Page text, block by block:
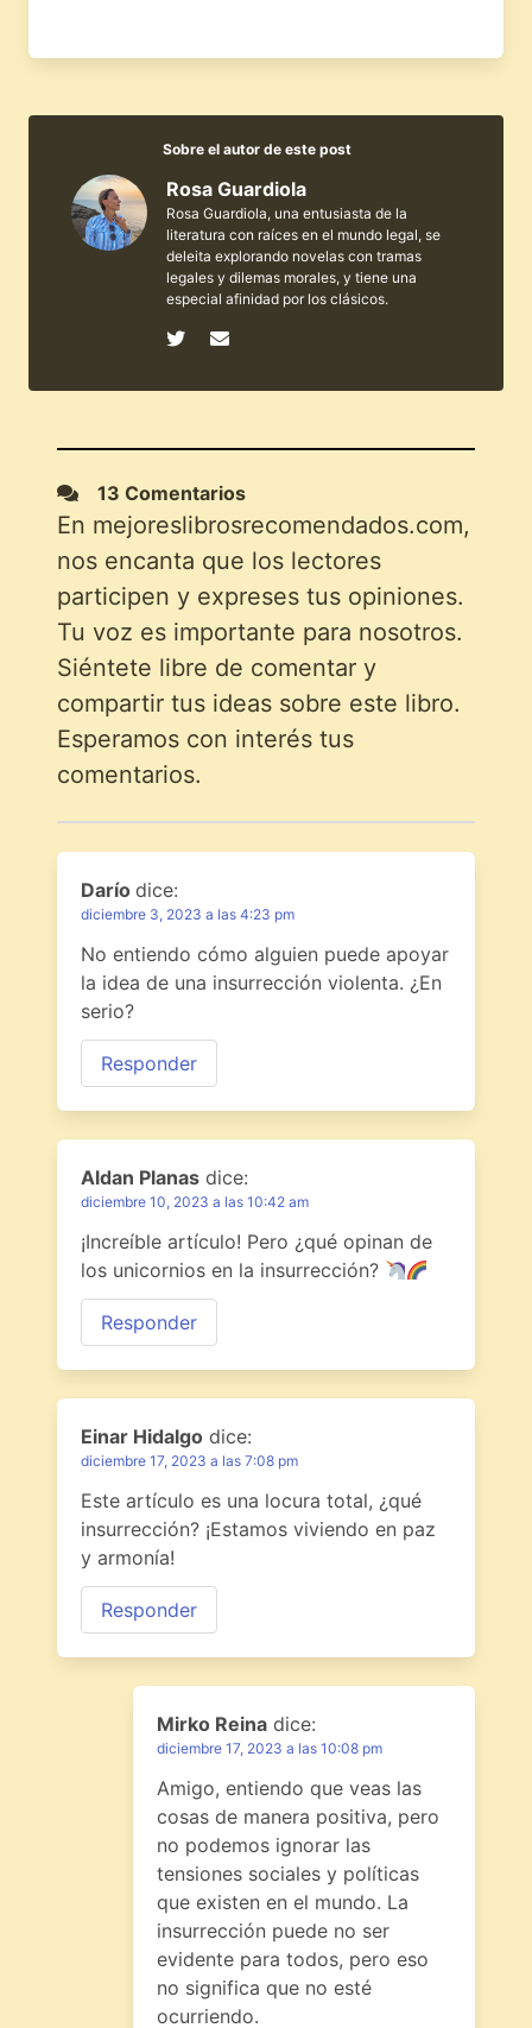
Sobre el autor de este post
Rosa Guardiola
Rosa Guardiola, una entusiasta de la
literatura con raíces en el mundo legal, se
deleita explorando novelas con tramas
legales y dilemas morales, y tiene una
especial afinidad por los clásicos.
13 Comentarios
En mejoreslibrosrecomendados.com,
nos encanta que los lectores
participen y expreses tus opiniones.
Tu voz es importante para nosotros.
Siéntete libre de comentar y
compartir tus ideas sobre este libro.
Esperamos con interés tus
comentarios.
Darío dice:
diciembre 3, 2023 a las 4:23 pm
No entiendo cómo alguien puede apoyar
la idea de una insurrección violenta. ¿En
serio?
Responder
Aldan Planas dice:
diciembre 10, 2023 a las 10:42 am
¡Increíble artículo! Pero ¿qué opinan de
los unicornios en la insurrección?
Responder
Einar Hidalgo dice:
diciembre 17, 2023 a las 7:08 pm
Este artículo es una locura total, ¿qué
insurrección? ¡Estamos viviendo en paz
y armonía!
Responder
Mirko Reina dice:
diciembre 17, 2023 a las 10:08 pm
Amigo, entiendo que veas las
cosas de manera positiva, pero
no podemos ignorar las
tensiones sociales y políticas
que existen en el mundo. La
insurrección puede no ser
evidente para todos, pero eso
no significa que no esté
ocurriendo.